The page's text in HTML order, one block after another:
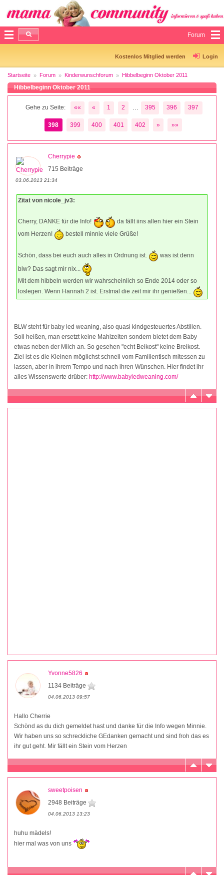
Forum
Kostenlos Mitglied werden Login
Startseite Forum Kinderwunschforum Hibbelbeginn Oktober 2011
Hibbelbeginn Oktober 2011
Gehe zu Seite: «« « 1 2 395 396 397
398 399 400 401 402 » »»
Cherrypie
715 Beiträge
03.06.2013 21:34
Zitat von nicole_jv3:
Cherry, DANKE für die Info!
da fällt iins allen hier ein Stein
vom Herzen!
bestell minnie viele Grüße!
Schön, dass bei euch auch alles in Ordnung ist.
was ist denn
blw? Das sagt mir nix...
Mit dem hibbeln werden wir wahrscheinlich so Ende 2014 oder so
loslegen. Wenn Hannah 2 ist. Erstmal die zeit mir ihr genießen...
BLW steht für baby led weaning, also quasi kindgesteuertes Abstillen.
Soll heißen, man ersetzt keine Mahlzeiten sondern bietet dem Baby
etwas neben der Milch an. So gesehen "echt Beikost" keine Breikost.
Ziel ist es die Kleinen möglichst schnell vom Familientisch mitessen zu
lassen, aber in ihrem Tempo und nach ihren Wünschen. Hier findet ihr
alles Wissenswerte drüber: http://www.babyledweaning.com/
Yvonne5826
1134 Beiträge
04.06.2013 09:57
Hallo Cherrie
Schönd as du dich gemeldet hast und danke für die Info wegen Minnie.
Wir haben uns so schreckliche GEdanken gemacht und sind froh das es
ihr gut geht. Mir fällt ein Stein vom Herzen
sweetpoisen
2948 Beiträge
04.06.2013 13:23
huhu mädels!
hier mal was von uns